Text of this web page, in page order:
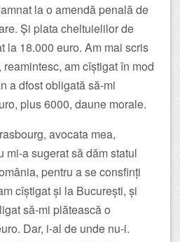
la o amendă penală de
Și plata cheltuielilor de
la 18.000 euro. Am mai scris
am cîștigat în mod
a dfost obligată să-mi
plus 6000, daune morale.
avocata mea,
mi-a sugerat să dăm statul
pentru a se consfinți
cîștigat și la București, și
să-mi plătească o
Dar, i-al de unde nu-i.